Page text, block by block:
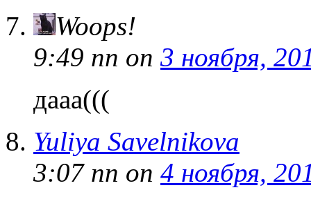
Woops!
9:49 пп on 3 ноября,
дааа(((
Yuliya Savelnikova
3:07 пп on 4 ноября,